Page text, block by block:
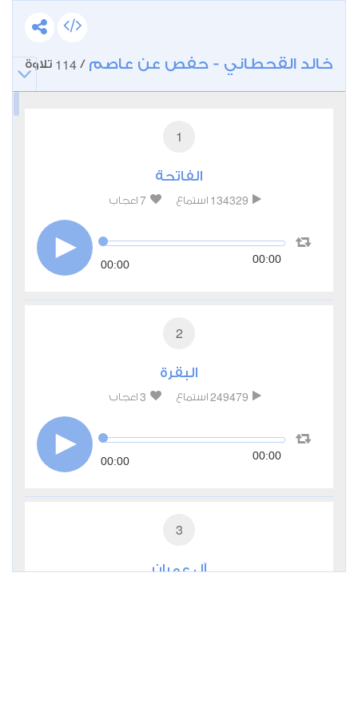
خالد القحطاني - حفص عن عاصم /
114 تلاوة
1
الفاتحة
134329 استماع 7 اعجاب
00:00 00:00
2
البقرة
249479 استماع 3 اعجاب
00:00 00:00
3
آل عمران